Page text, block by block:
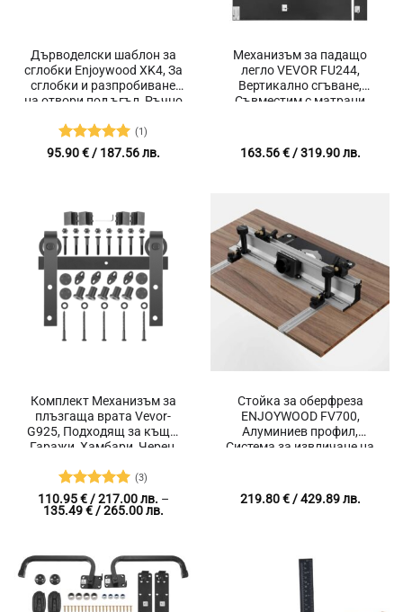
Дърводелски шаблон за
сглобки Enjoywood XK4, За
сглобки и разпробиване
на отвори под ъгъл, Ръчно
височината
Оценено с
(1)
95.90€/ 187.56 лв.
Механизъм за падащо
легло VEVOR FU244,
Вертикално сгъване,
Съвместим с матраци
стомана
163.56€/ 319.90 лв.
Комплект Механизъм за
плъзгаща врата Vevor-
G925, Подходящ за къщи,
Гаражи, Хамбари, Черен,
Оценено с
5от 5
(3)
110.95€/ 217.00 лв. –
135.49€/ 265.00 лв.Price
217.00 лв.
through
135.49 €
/
265.00 лв.
Стойка за оберфреза
ENJOYWOOD FV700,
Алуминиев профил,
Система за извличане на
219.80€/ 429.89 лв.